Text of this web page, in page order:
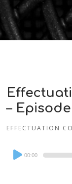
– Episode
EFFECTUATION
Audio
Player
00:00